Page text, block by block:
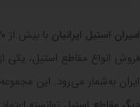
امیران استیل ایرانیان با بیش از ۳۰
فروش انواع مقاطع استیل، یکی
ایران به‌شمار می‌رود. این